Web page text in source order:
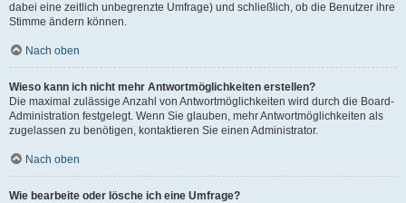
dabei eine zeitlich unbegrenzte Umfrage) und schließlich, ob die Benutzer ihre
Stimme ändern können.
Nach oben
Wieso kann ich nicht mehr Antwortmöglichkeiten erstellen?
Die maximal zulässige Anzahl von Antwortmöglichkeiten wird durch die Board-
Administration festgelegt. Wenn Sie glauben, mehr Antwortmöglichkeiten als
zugelassen zu benötigen, kontaktieren Sie einen Administrator.
Nach oben
Wie bearbeite oder lösche ich eine Umfrage?